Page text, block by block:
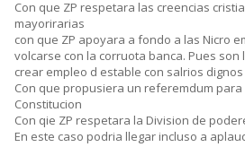
Con que ZP respetara las creencias
mayorirarias
con que ZP apoyara a fondo a las Nicro
volcarse con la corruota banca. Pues son
crear empleo d estable con salrios dignos
Con que propusiera un referemdum
Constitucion
Con qie ZP respetara la Division de
En este caso podria llegar incluso a